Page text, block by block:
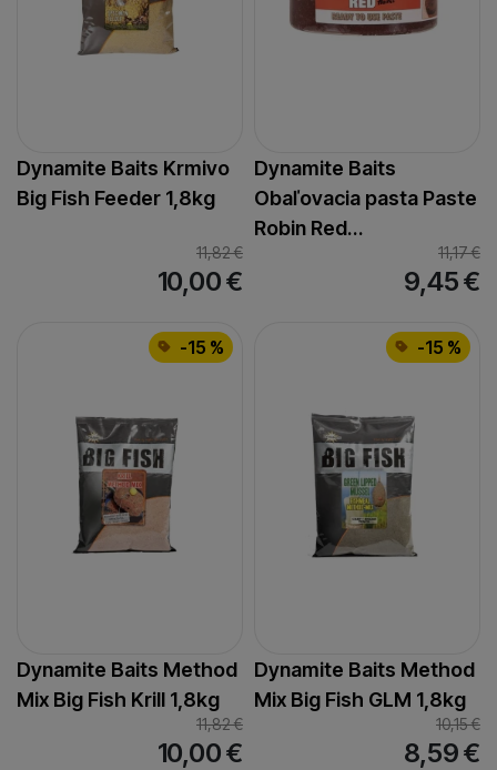
Dynamite Baits Krmivo
Big Fish Feeder 1,8kg
11,82€
10,00€
Dynamite Baits
Obaľovacia pasta Paste
Robin Red…
11,17€
9,45€
-15 %
Dynamite Baits Method
Mix Big Fish Krill 1,8kg
11,82€
10,00€
-15 %
Dynamite Baits Method
Mix Big Fish GLM 1,8kg
10,15€
8,59€